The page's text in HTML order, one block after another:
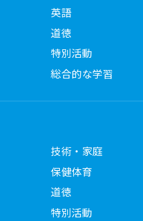
英語
道徳
特別活動
総合的な学習
技術・家庭
保健体育
道徳
特別活動